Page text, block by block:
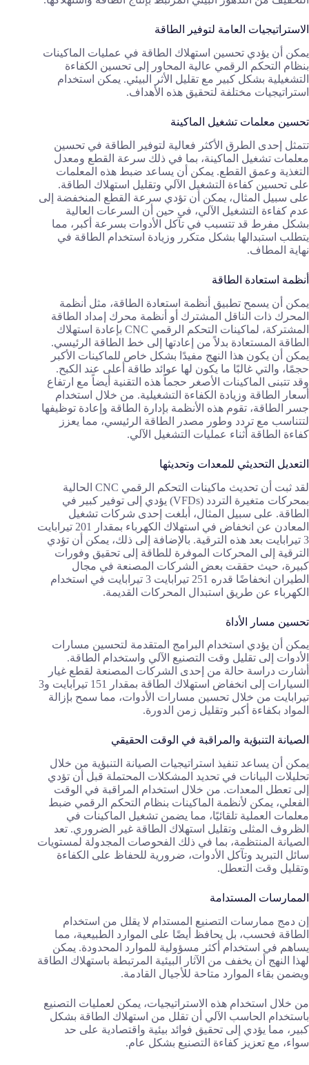
الاستراتيجيات العامة لتوفير الطاقة
يمكن أن يؤدي تحسين استهلاك الطاقة في عمليات الماكينات
بنظام التحكم الرقمي عالية المحاور إلى تحسين الكفاءة
التشغيلية بشكل كبير مع تقليل الأثر البيئي. يمكن استخدام
استراتيجيات مختلفة لتحقيق هذه الأهداف.
تحسين معلمات تشغيل الماكينة
تتمثل إحدى الطرق الأكثر فعالية لتوفير الطاقة في تحسين
معلمات تشغيل الماكينة، بما في ذلك سرعة القطع ومعدل
التغذية وعمق القطع. يمكن أن يساعد ضبط هذه المعلمات
على تحسين كفاءة التشغيل الآلي وتقليل استهلاك الطاقة.
على سبيل المثال، يمكن أن تؤدي سرعة القطع المنخفضة إلى
عدم كفاءة التشغيل الآلي، في حين أن السرعات العالية
بشكل مفرط قد تتسبب في تآكل الأدوات بسرعة أكبر، مما
يتطلب استبدالها بشكل متكرر وزيادة استخدام الطاقة في
نهاية المطاف.
أنظمة استعادة الطاقة
يمكن أن يسمح تطبيق أنظمة استعادة الطاقة، مثل أنظمة
المحرك ذات الناقل المشترك أو أنظمة محرك إمداد الطاقة
المشتركة، لماكينات التحكم الرقمي CNC بإعادة استهلاك
الطاقة المستعادة بدلاً من إعادتها إلى خط الطاقة الرئيسي.
يمكن أن يكون هذا النهج مفيدًا بشكل خاص للماكينات الأكبر
حجمًا، والتي غالبًا ما يكون لها عوائد طاقة أعلى عند الكبح.
وقد تتبنى الماكينات الأصغر حجماً هذه التقنية أيضاً مع ارتفاع
أسعار الطاقة وزيادة الكفاءة التشغيلية. من خلال استخدام
جسر الطاقة، تقوم هذه الأنظمة بإدارة الطاقة وإعادة توظيفها
لتتناسب مع تردد وطور مصدر الطاقة الرئيسي، مما يعزز
كفاءة الطاقة أثناء عمليات التشغيل الآلي.
التعديل التحديثي للمعدات وتحديثها
لقد ثبت أن تحديث ماكينات التحكم الرقمي CNC الحالية
بمحركات متغيرة التردد (VFDs) يؤدي إلى توفير كبير في
الطاقة. على سبيل المثال، أبلغت إحدى شركات تشغيل
المعادن عن انخفاض في استهلاك الكهرباء بمقدار 201 تيرابايت
3 تيرابايت بعد هذه الترقية. بالإضافة إلى ذلك، يمكن أن تؤدي
الترقية إلى المحركات الموفرة للطاقة إلى تحقيق وفورات
كبيرة، حيث حققت بعض الشركات المصنعة في مجال
الطيران انخفاضًا قدره 251 تيرابايت 3 تيرابايت في استخدام
الكهرباء عن طريق استبدال المحركات القديمة.
تحسين مسار الأداة
يمكن أن يؤدي استخدام البرامج المتقدمة لتحسين مسارات
الأدوات إلى تقليل وقت التصنيع الآلي واستخدام الطاقة.
أشارت دراسة حالة من إحدى الشركات المصنعة لقطع غيار
السيارات إلى انخفاض استهلاك الطاقة بمقدار 151 تيرابايت و3
تيرابايت من خلال تحسين مسارات الأدوات، مما سمح بإزالة
المواد بكفاءة أكبر وتقليل زمن الدورة.
الصيانة التنبؤية والمراقبة في الوقت الحقيقي
يمكن أن يساعد تنفيذ استراتيجيات الصيانة التنبؤية من خلال
تحليلات البيانات في تحديد المشكلات المحتملة قبل أن تؤدي
إلى تعطل المعدات. من خلال استخدام المراقبة في الوقت
الفعلي، يمكن لأنظمة الماكينات بنظام التحكم الرقمي ضبط
معلمات العملية تلقائيًا، مما يضمن تشغيل الماكينات في
الظروف المثلى وتقليل استهلاك الطاقة غير الضروري. تعد
الصيانة المنتظمة، بما في ذلك الفحوصات المجدولة لمستويات
سائل التبريد وتآكل الأدوات، ضرورية للحفاظ على الكفاءة
وتقليل وقت التعطل.
الممارسات المستدامة
إن دمج ممارسات التصنيع المستدام لا يقلل من استخدام
الطاقة فحسب، بل يحافظ أيضًا على الموارد الطبيعية، مما
يساهم في استخدام أكثر مسؤولية للموارد المحدودة. يمكن
لهذا النهج أن يخفف من الآثار البيئية المرتبطة باستهلاك الطاقة
ويضمن بقاء الموارد متاحة للأجيال القادمة.
من خلال استخدام هذه الاستراتيجيات، يمكن لعمليات التصنيع
باستخدام الحاسب الآلي أن تقلل من استهلاك الطاقة بشكل
كبير، مما يؤدي إلى تحقيق فوائد بيئية واقتصادية على حد
سواء، مع تعزيز كفاءة التصنيع بشكل عام.